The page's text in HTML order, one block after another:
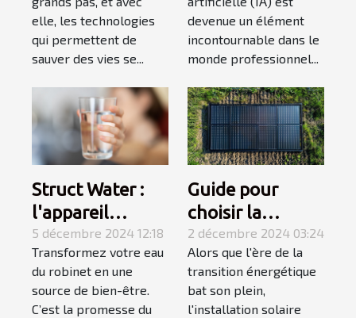
l'impression
d'organes
change les
elle, les technologies
qui permettent de
sauver des vies se...
transformer
votre carrière
devenue un élément
incontournable dans le
monde professionnel...
Struct Water :
l'appareil
indispensable
pour obtenir de
l’eau aimantée
chez soi
5 décembre 2024 12:18
Transformez votre eau
du robinet en une
source de bien-être.
C’est la promesse du
Guide pour
choisir la
capacité d'une
installation
solaire selon vos
besoins
2 décembre 2024 03:24
Alors que l'ère de la
transition énergétique
bat son plein,
l'installation solaire